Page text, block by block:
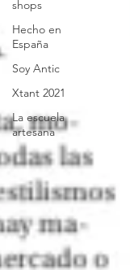
shops
Hecho en
España
Soy Antic
Xtant 2021
La escuela
artesana